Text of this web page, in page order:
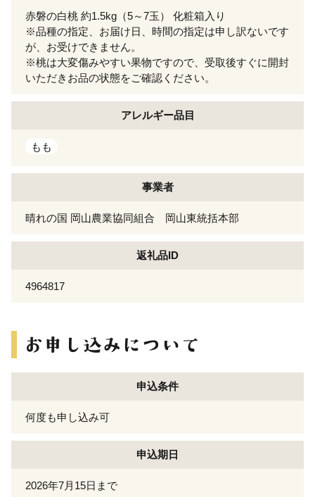
赤磐の白桃 約1.5kg（5～7玉） 化粧箱入り
※品種の指定、お届け日、時間の指定は申し訳ないです
が、お受けできません。
※桃は大変傷みやすい果物ですので、受取後すぐに開封
いただきお品の状態をご確認ください。
アレルギー品目
もも
事業者
晴れの国 岡山農業協同組合 岡山東統括本部
返礼品ID
4964817
申込条件
何度も申し込み可
申込期日
2026年7月15日まで